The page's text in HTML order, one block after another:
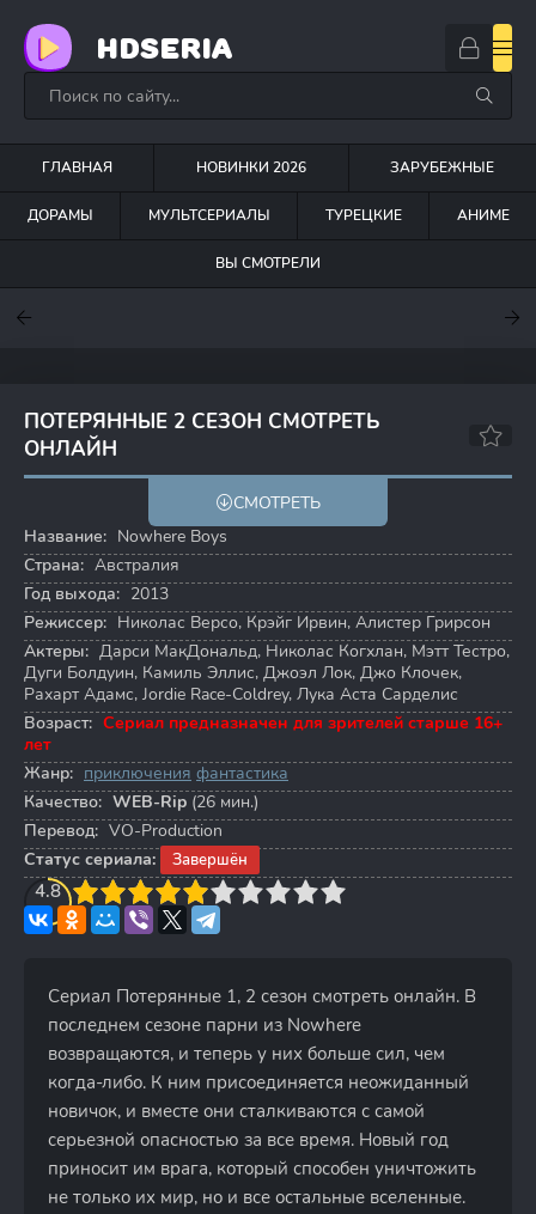
HDSERIA
ГЛАВНАЯ НОВИНКИ 2026 ЗАРУБЕЖНЫЕ
ДОРАМЫ МУЛЬТСЕРИАЛЫ ТУРЕЦКИЕ АНИМЕ
ВЫ СМОТРЕЛИ
ПОТЕРЯННЫЕ 2 СЕЗОН СМОТРЕТЬ
ОНЛАЙН
СМОТРЕТЬ
Название: Nowhere Boys
Страна: Австралия
Год выхода: 2013
Режиссер: Николас Версо, Крэйг Ирвин, Алистер Грирсон
Актеры: Дарси МакДональд, Николас Когхлан, Мэтт Тестро,
Дуги Болдуин, Камиль Эллис, Джоэл Лок, Джо Клочек,
Рахарт Адамс, Jordie Race-Coldrey, Лука Аста Сарделис
Возраст: Сериал предназначен для зрителей старше 16+
лет
Жанр: приключения фантастика
Качество: WEB-Rip (26 мин.)
Перевод: VO-Production
Статус сериала:
Завершён
4.8
4 5 6 7 8 9 10
Сериал Потерянные 1, 2 сезон смотреть онлайн. В
последнем сезоне парни из Nowhere
возвращаются, и теперь у них больше сил, чем
когда-либо. К ним присоединяется неожиданный
новичок, и вместе они сталкиваются с самой
серьезной опасностью за все время. Новый год
приносит им врага, который способен уничтожить
не только их мир, но и все остальные вселенные.